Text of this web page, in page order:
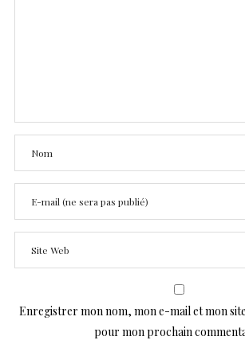
Enregistrer mon nom, mon e-mail et mon
pour mon prochain